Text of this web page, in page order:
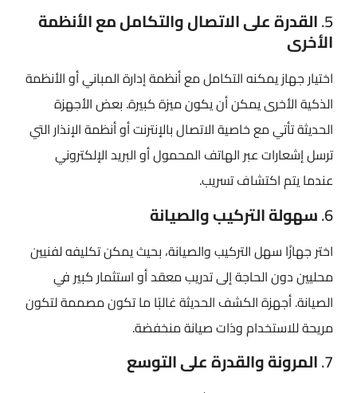
5. القدرة على الاتصال والتكامل مع الأنظمة
الأخرى
اختيار جهاز يمكنه التكامل مع أنظمة إدارة المباني أو الأنظمة
الذكية الأخرى يمكن أن يكون ميزة كبيرة. بعض الأجهزة
الحديثة تأتي مع خاصية الاتصال بالإنترنت أو أنظمة الإنذار التي
ترسل إشعارات عبر الهاتف المحمول أو البريد الإلكتروني
عندما يتم اكتشاف تسريب.
6. سهولة التركيب والصيانة
اختر جهازًا سهل التركيب والصيانة، بحيث يمكن تكليفه لفنيين
محليين دون الحاجة إلى تدريب معقد أو استثمار كبير في
الصيانة. أجهزة الكشف الحديثة غالبًا ما تكون مصممة لتكون
مريحة للاستخدام وذات صيانة منخفضة.
7. المرونة والقدرة على التوسع